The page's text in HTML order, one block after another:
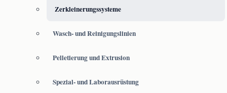
Zerkleinerungssysteme
Wasch- und Reinigungslinien
Pelletierung und Extrusion
Spezial- und Laborausrüstung